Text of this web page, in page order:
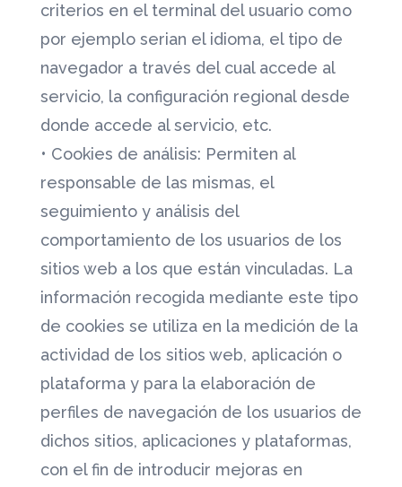
criterios en el terminal del usuario como
por ejemplo serian el idioma, el tipo de
navegador a través del cual accede al
servicio, la configuración regional desde
donde accede al servicio, etc.
• Cookies de análisis: Permiten al
responsable de las mismas, el
seguimiento y análisis del
comportamiento de los usuarios de los
sitios web a los que están vinculadas. La
información recogida mediante este tipo
de cookies se utiliza en la medición de la
actividad de los sitios web, aplicación o
plataforma y para la elaboración de
perfiles de navegación de los usuarios de
dichos sitios, aplicaciones y plataformas,
con el fin de introducir mejoras en